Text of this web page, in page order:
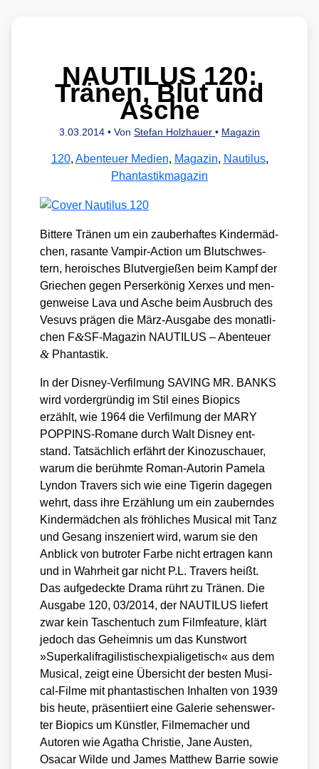
NAUTILUS 120:
Tränen, Blut und
Asche
3.03.2014 • Von Stefan Holzhauer • Magazin
120, Abenteuer Medien, Magazin, Nautilus,
Phantastikmagazin
Bit­te­re Trä­nen um ein zau­ber­haf­tes Kin­der­mäd­
chen, rasan­te Vam­pir-Action um Blut­schwes­
tern, heroi­sches Blut­ver­gie­ßen beim Kampf der
Grie­chen gegen Per­ser­kö­nig Xer­xes und men­
gen­wei­se Lava und Asche beim Aus­bruch des
Vesuvs prä­gen die März-Aus­ga­be des monat­li­
chen F&SF-Magazin NAUTILUS – Aben­teu­er
& Phan­tas­tik.
In der Dis­ney-Ver­fil­mung SAVING MR. BANKS
wird vor­der­grün­dig im Stil eines Bio­pics
erzählt, wie 1964 die Ver­fil­mung der MARY
POP­PINS-Roma­ne durch Walt Dis­ney ent­
stand. Tat­säch­lich erfährt der Kino­zu­schau­er,
war­um die berühm­te Roman-Autorin Pame­la
Lyn­don Tra­vers sich wie eine Tige­rin dage­gen
wehrt, dass ihre Erzäh­lung um ein zau­bern­des
Kin­der­mäd­chen als fröh­li­ches Musi­cal mit Tanz
und Gesang insze­niert wird, war­um sie den
Anblick von but­ro­ter Far­be nicht ertra­gen kann
und in Wahr­heit gar nicht P.L. Tra­vers heißt.
Das auf­ge­deck­te Dra­ma rührt zu Trä­nen. Die
Aus­ga­be 120, 03/​2014, der NAUTILUS lie­fert
zwar kein Taschen­tuch zum Film­fea­ture, klärt
jedoch das Geheim­nis um das Kunst­wort
»Super­ka­li­fra­gi­lis­tisch­ex­pia­li­ge­tisch« aus dem
Musi­cal, zeigt eine Über­sicht der bes­ten Musi­
cal-Fil­me mit phan­tas­ti­schen Inhal­ten von 1939
bis heu­te, prä­sen­ti­iert eine Gale­rie sehens­wer­
ter Bio­pics um Künst­ler, Fil­me­ma­cher und
Autoren wie Aga­tha Chris­tie, Jane Aus­ten,
Osa­car Wil­de und James Matthew Bar­rie sowie